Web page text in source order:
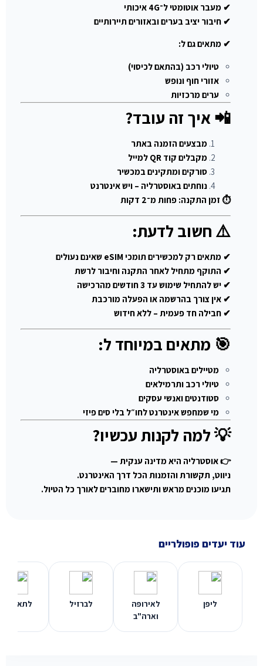
✔ מעבר אוטומטי ל־4G איכותי
✔ חיבור יציב בערים ובאזורים תיירותיים
✔ מתאים גם ל:
טיולי רכב (בהתאם לכיסוי)
אזורי חוף ונופש
ערים מרכזיות
📲 איך זה עובד?
מבצעים הזמנה באתר
מקבלים קוד QR למייל
סורקים ומתקינים במכשיר
נוחתים באוסטרליה – ויש אינטרנט
⏱ זמן התקנה: פחות מ־2 דקות
⚠️ חשוב לדעת:
✔ מתאים רק למכשירים תומכי eSIM שאינם נעולים
✔ התוקף מתחיל לאחר התקנה וחיבור לרשת
✔ יש להתחיל שימוש עד 3 חודשים מהרכישה
✔ אין צורך בהרשמה או הפעלה מורכבת
✔ חבילה חד פעמית – ללא חידוש
🎯 מתאים במיוחד ל:
מטיילים באוסטרליה
טיולי רכב ותרמילאים
סטודנטים ואנשי עסקים
מי שמחפש אינטרנט לחו״ל בלי סים פיזי
💡 למה לקנות עכשיו?
👉 אוסטרליה היא מדינה ענקית —
ניווט, תקשורת והזמנות הכל דרך האינטרנט.
תגיעו מוכנים מראש ותישארו מחוברים לאורך כל הטיול.
עוד יעדים פופולריים
ליפן
לאירופה
וארה"ב
לברזיל לתאילנד